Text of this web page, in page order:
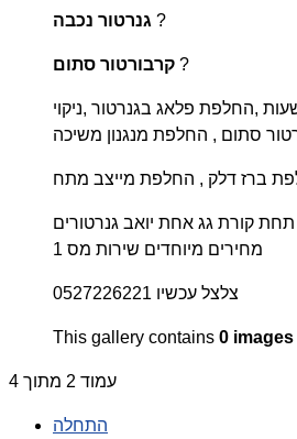
גנרטור נכבה ?
קרבורטור סתום ?
בגנרטור 100 שעות ,החלפת פלאג בגנרטור ,ניקוי
סתום , החלפת מנגנון משיכה
ברז דלק , החלפת מייצב מתח
תחת קורת גג אחת יואב גנרטורים
מחירים מיוחדים שירות מס 1
This gallery contains 0 images
עמוד 2 מתוך 4
התחלה